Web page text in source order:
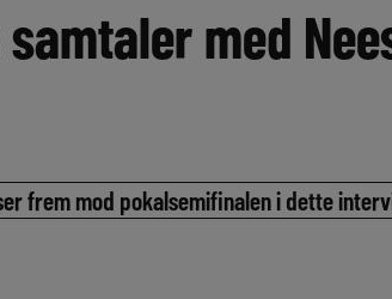
med
frem mod pokalsemifinalen i dette